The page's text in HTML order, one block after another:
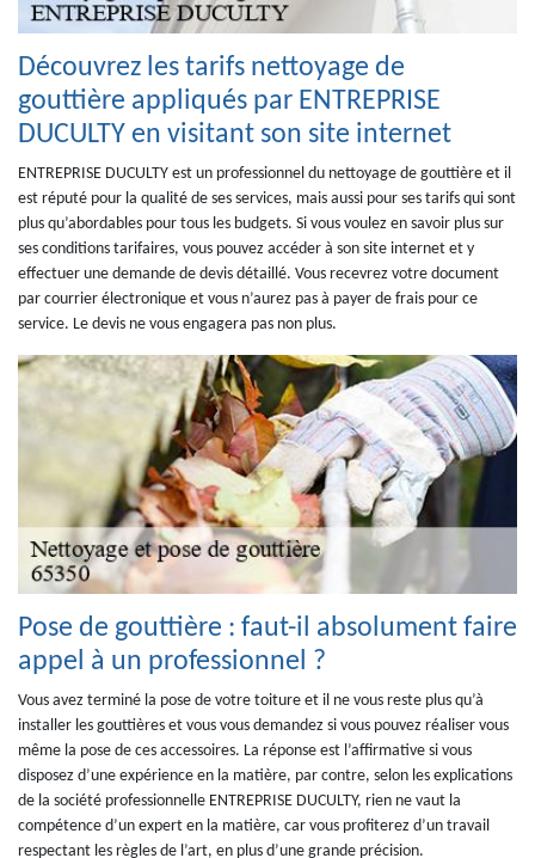
Découvrez les tarifs nettoyage de
gouttière appliqués par ENTREPRISE
DUCULTY en visitant son site internet
ENTREPRISE DUCULTY est un professionnel du nettoyage de gouttière et il
est réputé pour la qualité de ses services, mais aussi pour ses tarifs qui sont
plus qu’abordables pour tous les budgets. Si vous voulez en savoir plus sur
ses conditions tarifaires, vous pouvez accéder à son site internet et y
effectuer une demande de devis détaillé. Vous recevrez votre document
par courrier électronique et vous n’aurez pas à payer de frais pour ce
service. Le devis ne vous engagera pas non plus.
Pose de gouttière : faut-il absolument faire
appel à un professionnel ?
Vous avez terminé la pose de votre toiture et il ne vous reste plus qu’à
installer les gouttières et vous vous demandez si vous pouvez réaliser vous
même la pose de ces accessoires. La réponse est l’affirmative si vous
disposez d’une expérience en la matière, par contre, selon les explications
de la société professionnelle ENTREPRISE DUCULTY, rien ne vaut la
compétence d’un expert en la matière, car vous profiterez d’un travail
respectant les règles de l’art, en plus d’une grande précision.